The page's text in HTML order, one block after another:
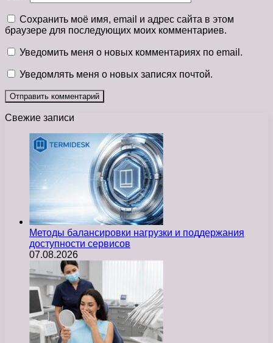
Сохранить моё имя, email и адрес сайта в этом
браузере для последующих моих комментариев.
Уведомить меня о новых комментариях по email.
Уведомлять меня о новых записях почтой.
Свежие записи
Методы балансировки нагрузки и поддержания
доступности сервисов
07.08.2026